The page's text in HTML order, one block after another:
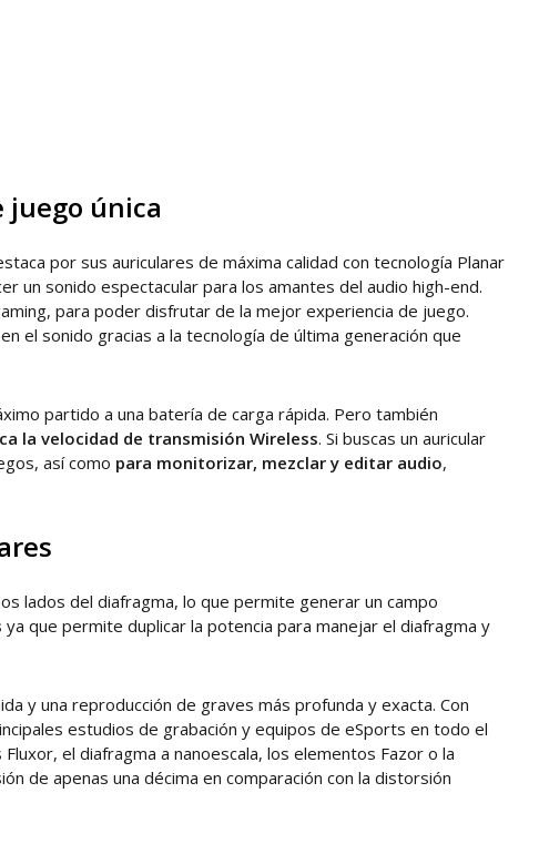
juego única
por sus auriculares de máxima calidad con tecnología Planar
un sonido espectacular para los amantes del audio high-end.
para poder disfrutar de la mejor experiencia de juego.
el sonido gracias a la tecnología de última generación que
partido a una batería de carga rápida. Pero también
la velocidad de transmisión Wireless. Si buscas un auricular
así como para monitorizar, mezclar y editar audio,
lados del diafragma, lo que permite generar un campo
ya que permite duplicar la potencia para manejar el diafragma y
y una reproducción de graves más profunda y exacta. Con
estudios de grabación y equipos de eSports en todo el
el diafragma a nanoescala, los elementos Fazor o la
de apenas una décima en comparación con la distorsión